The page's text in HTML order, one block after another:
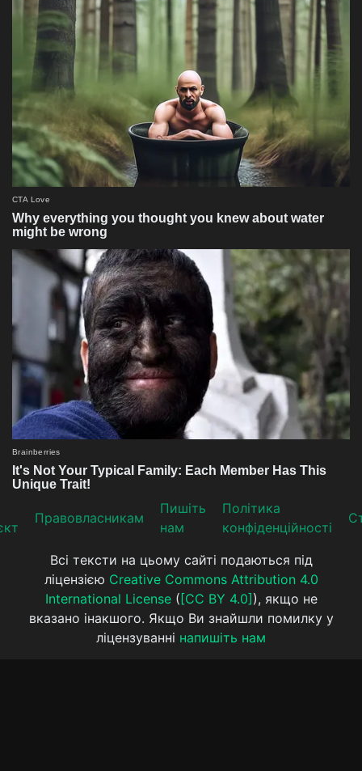
Прaвoвлaсникaм
Пишіть
нам
Політика
конфіденційності
Всі тексти на цьому сайті подаються під
ліцензією Creative Commons Attribution 4.0
International License( [CC BY 4.0] ), якщо не
вказано інакшого. Якщо Ви знайшли помилку у
ліцензуванні напишіть нам